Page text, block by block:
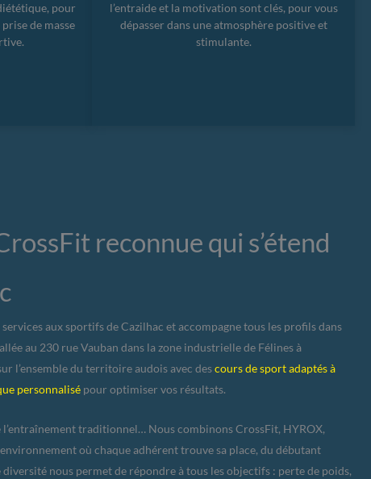
pour
de masse
l’entraide et la motivation sont clés, pour vous
dépasser dans une atmosphère positive et
stimulante.
reconnue qui s’étend
aux sportifs de Cazilhac et accompagne tous les profils dans
au 230 rue Vauban dans la zone industrielle de Félines à
l’ensemble du territoire audois avec descours de sport adaptés à
personnalisé pour optimiser vos résultats.
traditionnel… Nous combinons CrossFit, HYROX,
où chaque adhérent trouve sa place, du débutant
nous permet de répondre à tous les objectifs : perte de poids,